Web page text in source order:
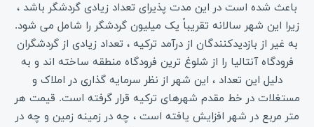
باعث شده است در این مدت پذیرای تعداد زیادی گردشگر باشد ،
زیرا این شهر سالانه تقریباً یک میلیون گردشگر را شامل می شود.
به غیر از بازدیدکنندگان از درآمد ترکیه ، تعداد زیادی از گردشگران
فرودگاه آنتالیا را از شلوغ ترین فرودگاه منطقه ساخته اند و به
دلیل این تعداد ، این شهر از نظر سرمایه گذاری در املاک و
مستغلات در خط مقدم شهرهای ترکیه قرار گرفته است. قیمت هر
متر مربع در شهر افزایش یافته است ، چه در زمینه زمین و چه در